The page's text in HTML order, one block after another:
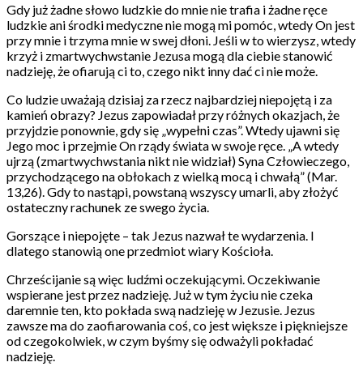
Gdy już żadne słowo ludzkie do mnie nie trafia i żadne ręce
ludzkie ani środki medyczne nie mogą mi pomóc, wtedy On jest
przy mnie i trzyma mnie w swej dłoni. Jeśli w to wierzysz, wtedy
krzyż i zmartwychwstanie Jezusa mogą dla ciebie stanowić
nadzieję, że ofiarują ci to, czego nikt inny dać ci nie może.
Co ludzie uważają dzisiaj za rzecz najbardziej niepojętą i za
kamień obrazy? Jezus zapowiadał przy różnych okazjach, że
przyjdzie ponownie, gdy się „wypełni czas”. Wtedy ujawni się
Jego moc i przejmie On rządy świata w swoje ręce. „A wtedy
ujrzą (zmartwychwstania nikt nie widział) Syna Człowieczego,
przychodzącego na obłokach z wielką mocą i chwałą” (Mar.
13,26). Gdy to nastąpi, powstaną wszyscy umarli, aby złożyć
ostateczny rachunek ze swego życia.
Gorszące i niepojęte – tak Jezus nazwał te wydarzenia. I
dlatego stanowią one przedmiot wiary Kościoła.
Chrześcijanie są więc ludźmi oczekującymi. Oczekiwanie
wspierane jest przez nadzieję. Już w tym życiu nie czeka
daremnie ten, kto pokłada swą nadzieję w Jezusie. Jezus
zawsze ma do zaofiarowania coś, co jest większe i piękniejsze
od czegokolwiek, w czym byśmy się odważyli pokładać
nadzieję.